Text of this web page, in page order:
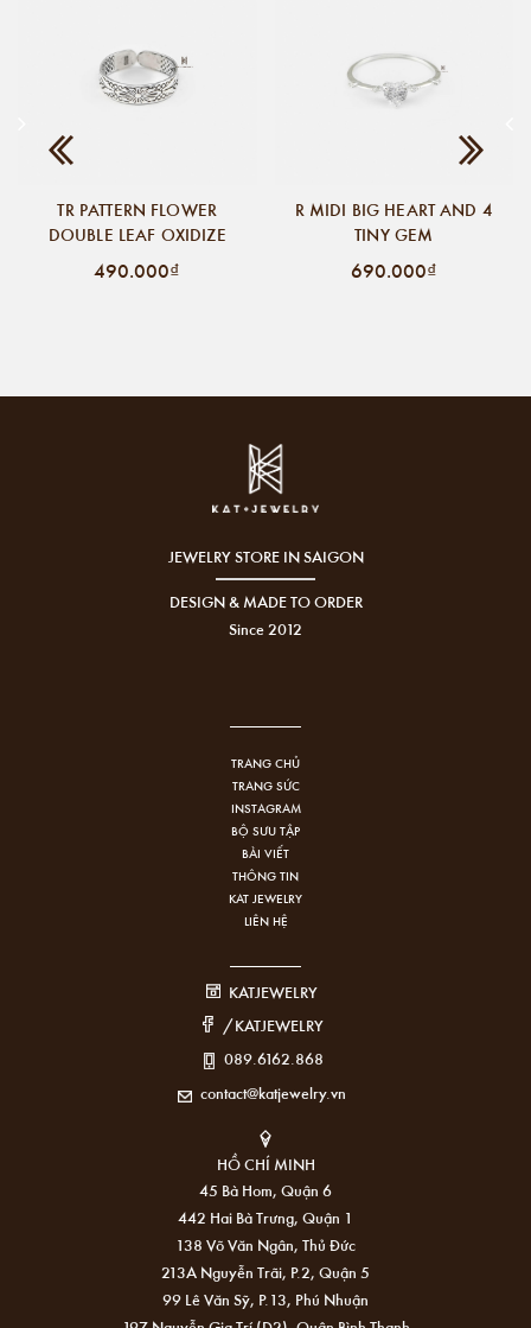
TR PATTERN FLOWER
DOUBLE LEAF OXIDIZE
490.000₫
R MIDI BIG HEART AND 4
TINY GEM
690.000₫
JEWELRY STORE IN SAIGON
DESIGN & MADE TO ORDER
Since 2012
TRANG CHỦ
TRANG SỨC
INSTAGRAM
BỘ SƯU TẬP
BÀI VIẾT
THÔNG TIN
KAT JEWELRY
LIÊN HỆ
KATJEWELRY
/KATJEWELRY
089.6162.868
contact@katjewelry.vn
HỒ CHÍ MINH
45 Bà Hom, Quận 6
442 Hai Bà Trưng, Quận 1
138 Võ Văn Ngân, Thủ Đức
213A Nguyễn Trãi, P.2, Quận 5
99 Lê Văn Sỹ, P.13, Phú Nhuận